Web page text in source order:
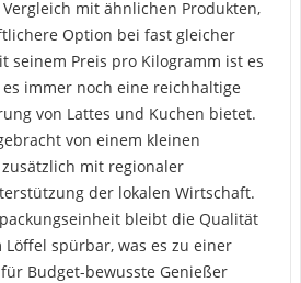
mit ähnlichen Produkten,
Option bei fast gleicher
seinem Preis pro Kilogramm ist es
immer noch eine reichhaltige
von Lattes und Kuchen bietet.
von einem kleinen
mit regionaler
der lokalen Wirtschaft.
bleibt die Qualität
spürbar, was es zu einer
Budget-bewusste Genießer